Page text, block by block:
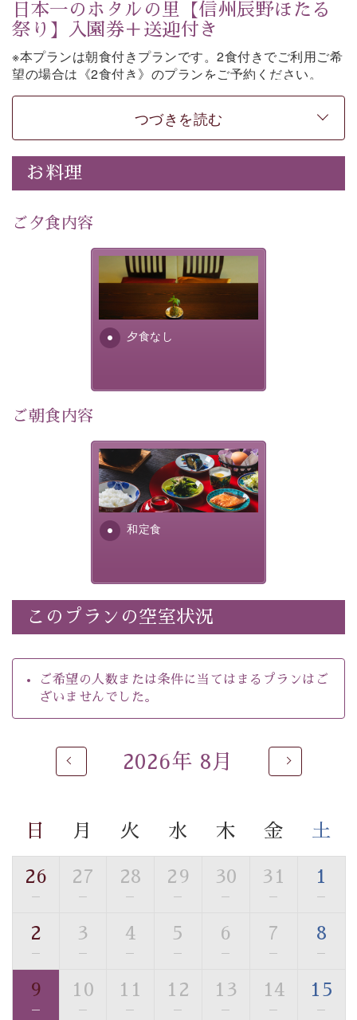
日本一のホタルの里【信州辰野ほたる
祭り】入園券＋送迎付き
※本プランは朝食付きプランです。2食付きでご利用ご希
望の場合は《2食付き》のプランをご予約ください。
「日本一のホタルの里」として知られる辰野町・ほたる
そこで開催される【信州辰野ほたる祭り】への送迎と入
園券がついた期間限定プランをご用意いたしました。
ホタルが織りなす幻想的な光景。昨年は多い日で1日
4,000匹以上のホタルが観測されました。（
像：辰野町）
自然豊かな信州ならではの風情をご体験ください。
宿泊期間：2026年6月13日～21日
【スケジュール】
19：10 お隣の「ホテル紅や」ロビー集合
20：00 ほたる童謡公園到着（60分間の自由時間）
21：00 ほたる童謡公園出発
21：45 「ホテル紅や」到着
【ご予約前にご確認ください】
※本プランはバスの定員に限りがあるため、先着順での
ご案内となります。
※ご予約完了後でも、時間差により満席となる場合がご
ざいます。その際は当館よりご連絡申し上げます。
※催行人数に満たない場合は、催行を見合わせる場合が
※ほたる童謡公園では自由行動となります（ガイドは付
きません）。
※ホタルの発生は自然条件に左右されるため、ご覧いた
だけない場合もございます。
-----------【安心への取り組み】----------
個室料亭、貸切風呂のご利用が可能な上、 安心安全にご
滞在いただけるよう
徹底した衛生管理を行っております。
-------------------------------------------------
ほたる童謡公園までのご送迎＆入園券
・諏訪大社4社を巡る無料参拝バス（事前予約制）
・館内着をご用意
・環境に配慮したアメニティをご用意
・館内フリーWi-Fi
・駐車場完備
・チェックイン15時、チェックアウト10時
つづきを読む
お料理
ご夕食内容
夕食なし
夕食なしご夕食を追加される
場合は、二食付きのプランを
お選びくださいませ。
ご朝食内容
和定食
さっぱりとした和食膳に使わ
れる食材は、諏訪の名産品を
ふんだんに取り入れ、安心・
安全を心掛けた長野県産...
このプランの空室状況
ご希望の人数または条件に当てはまるプランはご
ざいませんでした。
2026年 8月
日 月 火 水 木 金 土
26
—
27
—
28
—
29
—
30
—
31
—
1
—
2
—
3
—
4
—
5
—
6
—
7
—
8
—
9
—
10
—
11
—
12
—
13
—
14
—
15
—